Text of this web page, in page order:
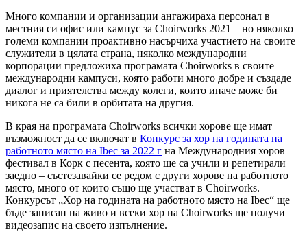
Много компании и организации ангажираха персонал в
местния си офис или кампус за Choirworks 2021 – но няколко
големи компании проактивно насърчиха участието на своите
служители в цялата страна, няколко международни
корпорации предложиха програмата Choirworks в своите
международни кампуси, която работи много добре и създаде
диалог и приятелства между колеги, които иначе може би
никога не са били в орбитата на другия.
В края на програмата Choirworks всички хорове ще имат
възможност да се включат в Конкурс за хор на годината на
работното място на Ibec за 2022 г на Международния хоров
фестивал в Корк с песента, която ще са учили и репетирали
заедно – състезавайки се редом с други хорове на работното
място, много от които също ще участват в Choirworks.
Конкурсът „Хор на годината на работното място на Ibec“ ще
бъде записан на живо и всеки хор на Choirworks ще получи
видеозапис на своето изпълнение.